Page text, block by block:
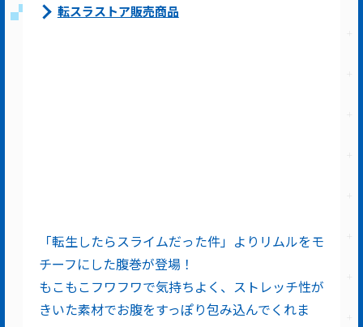
転スラストア販売商品
「転生したらスライムだった件」よりリムルをモ
チーフにした腹巻が登場！
もこもこフワフワで気持ちよく、ストレッチ性が
きいた素材でお腹をすっぽり包み込んでくれま